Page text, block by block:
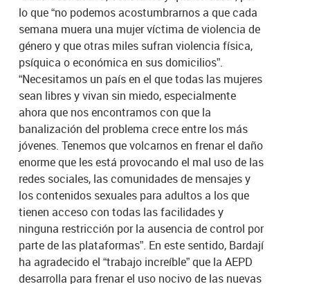
lo que “no podemos acostumbrarnos a que cada
semana muera una mujer víctima de violencia de
género y que otras miles sufran violencia física,
psíquica o económica en sus domicilios”.
“Necesitamos un país en el que todas las mujeres
sean libres y vivan sin miedo, especialmente
ahora que nos encontramos con que la
banalización del problema crece entre los más
jóvenes. Tenemos que volcarnos en frenar el daño
enorme que les está provocando el mal uso de las
redes sociales, las comunidades de mensajes y
los contenidos sexuales para adultos a los que
tienen acceso con todas las facilidades y
ninguna restricción por la ausencia de control por
parte de las plataformas”. En este sentido, Bardají
ha agradecido el “trabajo increíble” que la AEPD
desarrolla para frenar el uso nocivo de las nuevas